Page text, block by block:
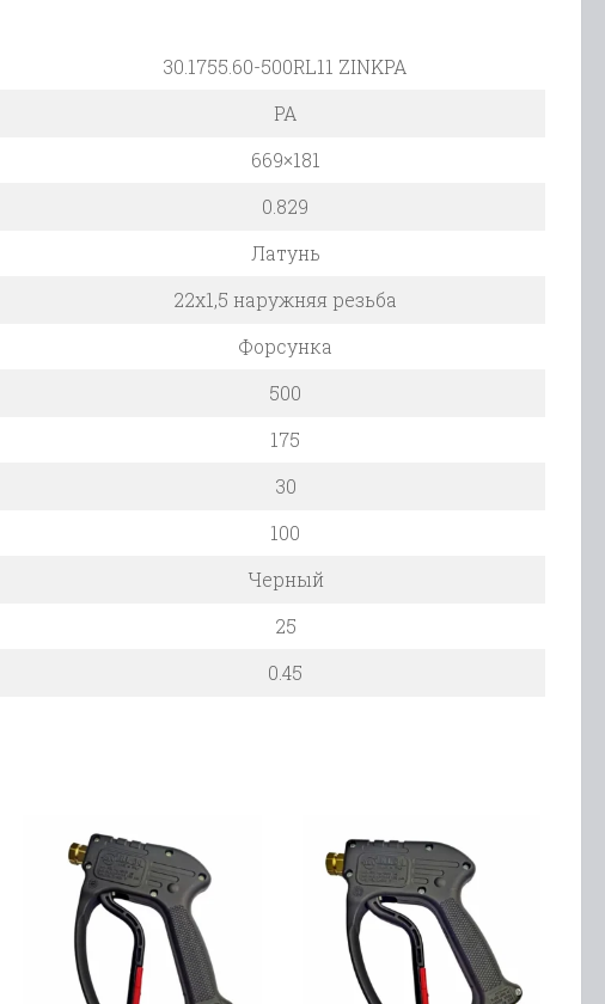
30.1755.60-500RL11 ZINKPA
PA
669×181
0.829
Латунь
22х1,5 наружняя резьба
Форсунка
500
175
30
100
Черный
25
0.45